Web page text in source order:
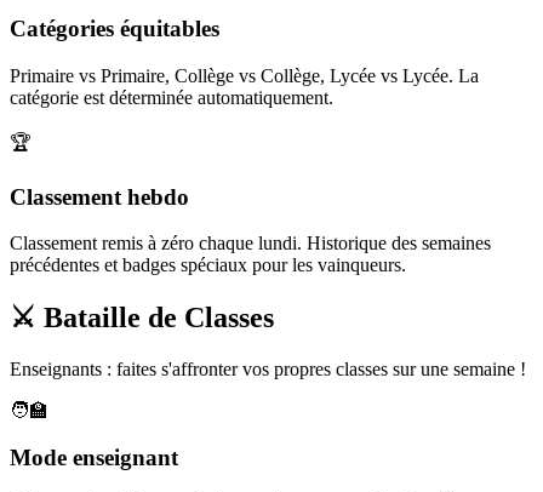
Catégories équitables
Primaire vs Primaire, Collège vs Collège, Lycée vs Lycée. La
catégorie est déterminée automatiquement.
🏆
Classement hebdo
Classement remis à zéro chaque lundi. Historique des semaines
précédentes et badges spéciaux pour les vainqueurs.
⚔️ Bataille de Classes
Enseignants : faites s'affronter vos propres classes sur une semaine !
🧑‍🏫
Mode enseignant